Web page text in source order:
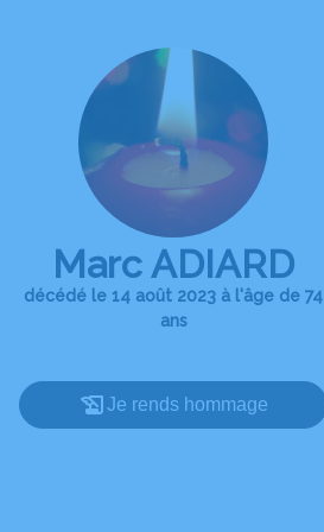
Marc ADIARD
décédé le 14 août 2023 à l'âge de 74
ans
Je rends hommage